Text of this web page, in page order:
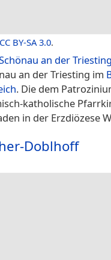
CC BY-SA 3.0.
an der Triesting
an der Triesting im
. Die dem
katholische
in der Erzdiözese
Doblhoff